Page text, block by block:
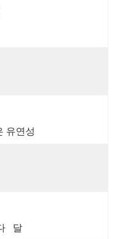
유연성
달